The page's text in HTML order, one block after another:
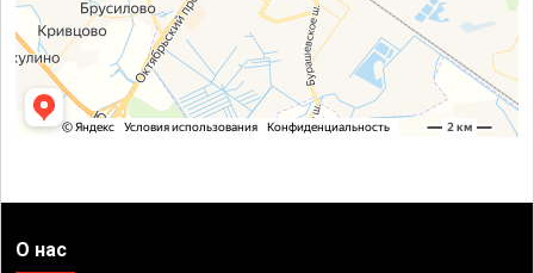
О нас